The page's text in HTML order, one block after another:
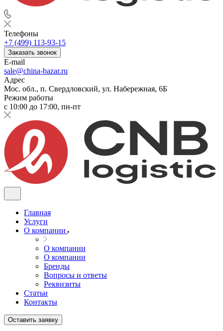
Телефоны
+7 (499) 113-93-15
Заказать звонок
E-mail
sale@china-bazar.ru
Адрес
Мос. обл., п. Свердловский, ул. Набережная, 6Б
Режим работы
c 10:00 до 17:00, пн-пт
Главная
Услуги
О компании
О компании
О компании
Бренды
Вопросы и ответы
Реквизиты
Статьи
Контакты
Оставить заявку